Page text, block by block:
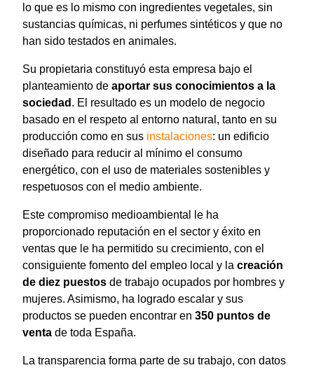
lo que es lo mismo con ingredientes vegetales, sin
sustancias químicas, ni perfumes sintéticos y que no
han sido testados en animales.
Su propietaria constituyó esta empresa bajo el
planteamiento de aportar sus conocimientos a la
sociedad . El resultado es un modelo de negocio
basado en el respeto al entorno natural, tanto en su
producción como en sus instalaciones: un edificio
diseñado para reducir al mínimo el consumo
energético, con el uso de materiales sostenibles y
respetuosos con el medio ambiente.
Este compromiso medioambiental le ha
proporcionado reputación en el sector y éxito en
ventas que le ha permitido su crecimiento, con el
consiguiente fomento del empleo local y la creación
de diez puestos de trabajo ocupados por hombres y
mujeres. Asimismo, ha logrado escalar y sus
productos se pueden encontrar en 350 puntos de
venta de toda España.
La transparencia forma parte de su trabajo, con datos